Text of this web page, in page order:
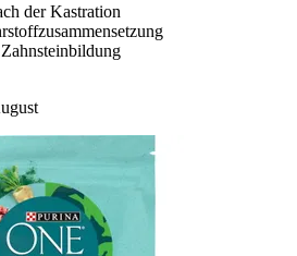
der Kastration